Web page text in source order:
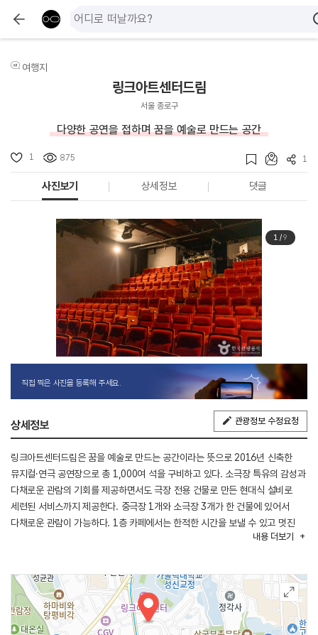
여행지
링크아트센터드림
서울 종로구
다양한 공연을 접하며 꿈을 예술로 만드는 공간
1 875 1
사진보기 상세정보 댓글
1/9
직접 찍은 사진을 등록해 주세요.
상세정보 관광정보 수정요청
링크아트센터드림은 꿈을 예술로 만드는 공간이라는 뜻으로 2016년 신축한
뮤지컬·연극 공연장으로 총 1,000여 석을 구비하고 있다. 소극장 특유의 감성과
다채로운 관람의 기회를 제공하면서도 극장 전용 건물로 만든 현대식 설비로
세련된 서비스까지 제공한다. 중극장 1개와 소극장 3개가 한 건물에 있어서
다채로운 관람이 가능하다. 1층 카페에서는 한적한 시간을 보낼 수 있고 멋진
소나무와 포스터가 있어서 배경으로 기념촬영을 해 볼 수 있다. 가끔 공연 후
있다.
혜화역 1번 출구에서 70m 거리로 교통이 편리하고 공연 후 대학로의 맛집과
카페들을 이용하기에도 편리하다.
내용 더보기